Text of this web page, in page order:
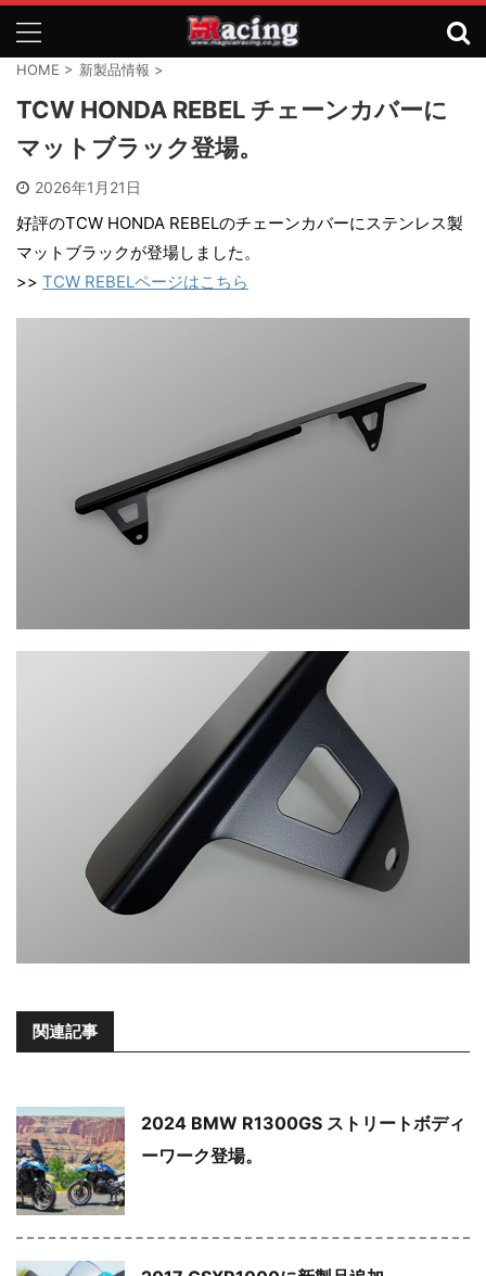
HOME > 新製品情報 >
TCW HONDA REBEL チェーンカバーに
マットブラック登場。
2026年1月21日
好評のTCW HONDA REBELのチェーンカバーにステンレス製
マットブラックが登場しました。
>> TCW REBELページはこちら
関連記事
2024 BMW R1300GS ストリートボディ
ーワーク登場。